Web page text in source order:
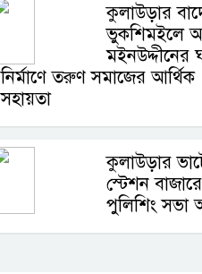
কুলাউড়ার
ভুকশিমইলে
মইনউদ্দীনের
নির্মাণে তরুণ সমাজের আর্থিক
সহায়তা
কুলাউড়ার
স্টেশন
পুলিশিং সভা